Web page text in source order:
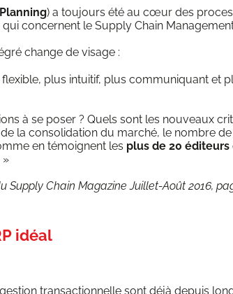
) a tou­jours été au cœur des
concernent le Sup­ply Chain
change de visage :
plus intui­tif, plus com­mu­ni­quant et
à se poser ? Quels sont les nou­veaux
de la conso­li­da­tion du mar­ché, le nombre de
en témoignent les plus de 20 édi­teurs
»
Sup­ply Chain Maga­zine Juillet-Août 2016,
idéal
tran­sac­tion­nelle sont déjà depuis